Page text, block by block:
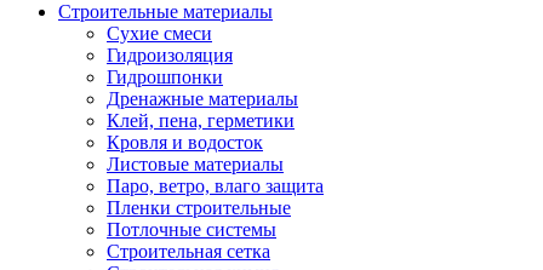
Строительные материалы
Сухие смеси
Гидроизоляция
Гидрошпонки
Дренажные материалы
Клей, пена, герметики
Кровля и водосток
Листовые материалы
Паро, ветро, влаго защита
Пленки строительные
Потлочные системы
Строительная сетка